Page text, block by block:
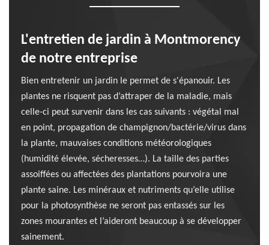
L'entretien de jardin à Montmorency
de notre entreprise
Bien entretenir un jardin le permet de s'épanouir. Les
plantes ne risquent pas d’attraper de la maladie, mais
celle-ci peut survenir dans les cas suivants : végétal mal
en point, propagation de champignon/bactérie/virus dans
la plante, mauvaises conditions météorologiques
(humidité élevée, sécheresses…). La taille des parties
assoiffées ou affectées des plantations pourvoira une
plante saine. Les minéraux et nutriments qu’elle utilise
pour la photosynthèse ne seront pas entassés sur les
zones mourantes et l’aideront beaucoup à se développer
sainement.